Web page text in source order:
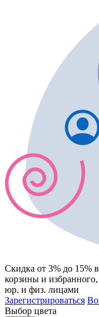
Скидка от 3% до 15%
корзины и избранного
юр. и физ. лицами
Зарегистрироваться
Выбор цвета